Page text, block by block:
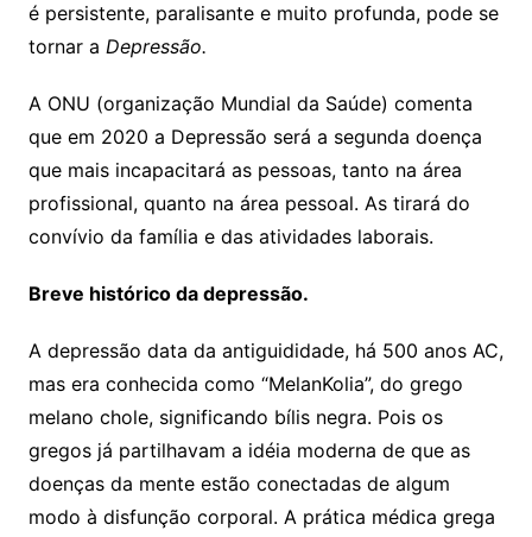
é persistente, paralisante e muito profunda, pode se
tornar a Depressão.
A ONU (organização Mundial da Saúde) comenta
que em 2020 a Depressão será a segunda doença
que mais incapacitará as pessoas, tanto na área
profissional, quanto na área pessoal. As tirará do
convívio da família e das atividades laborais.
Breve histórico da depressão.
A depressão data da antiguididade, há 500 anos AC,
mas era conhecida como “MelanKolia”, do grego
melano chole, significando bílis negra. Pois os
gregos já partilhavam a idéia moderna de que as
doenças da mente estão conectadas de algum
modo à disfunção corporal. A prática médica grega